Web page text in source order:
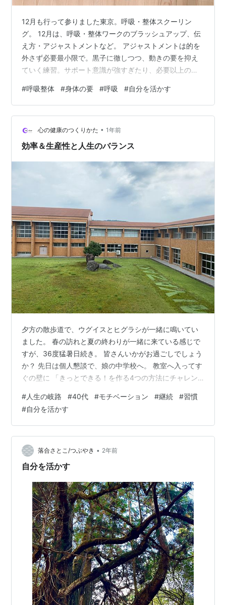
12月も行って参りました東京。呼吸・整体スクーリン
グ。 12月は、呼吸・整体ワークのブラッシュアップ、伝
え方・アジャストメントなど。 アジャストメントは的を
外さず必要最小限で。黒子に徹しつつ、動きの要を抑え
ていく練習。サポート意識が強すぎたり、必要以上のア
になることも。相手の主体性を尊重し、相手を邪魔せず
迷わせず、どう心地良く動いてもらえるか。なかなかア
ジャストメントも奥深いです。 ブラッシュアップは腹部
疎通法とトータルコンディショニング。 腹部疎通法はい
ろいろな動きに合わせて少し強めの呼吸を入れていく呼
#呼吸整体 #身体の要 #呼吸 #自分を活かす
心の健康のつくりかた • 1年前
効率＆生産性と人生のバランス
夕方の散歩道で、ウグイスとヒグラシが一緒に鳴いてい
ました。 春の訪れと夏の終わりが一緒に来ている感じで
すが、36度猛暑日続き。 皆さんいかがお過ごしでしょう
か？ 先日は個人懇談で、娘の中学校へ。 教室へ入ってす
ぐの壁に 「きっとできる！を作る4つの方法にチャレン
ってありました。 「Q：やる気アップのためにどんな工
夫をしてますか？ 「Q：あなたがしたいと思うことを実
践している人や、お手本としている人はどんな発言や行
動をしていますか？」 など、完全なるコーチングです。
「A：嫌なことを嫌だと言える人」 「A：無形のものに熱
心になれる人」 「A：何…
#人生の岐路 #40代 #モチベーション #継続 #習慣
#自分を活かす
落合さとこ/つぶやき • 2年前
自分を活かす